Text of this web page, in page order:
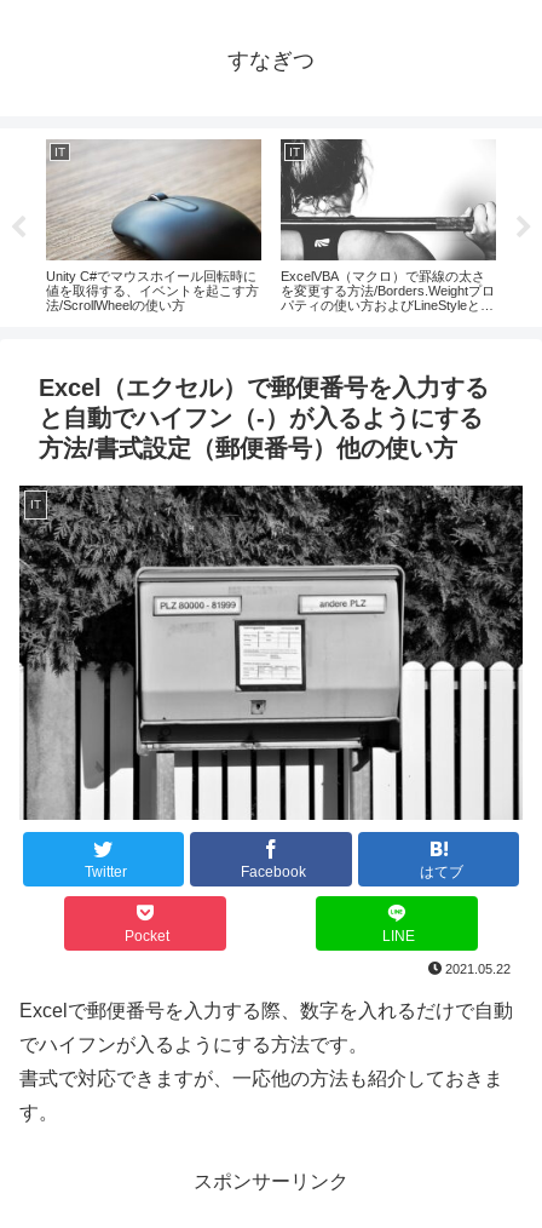
すなぎつ
IT
Unity C#でマウスホイール回転時に
値を取得する、イベントを起こす方
法/ScrollWheelの使い方
IT
ExcelVBA（マクロ）で罫線の太さ
を変更する方法/Borders.Weightプロ
パティの使い方およびLineStyleとの
Excel（エクセル）で郵便番号を入力する
と自動でハイフン（-）が入るようにする
方法/書式設定（郵便番号）他の使い方
IT
Twitter Facebook はてブ
Pocket LINE
2021.05.22
Excelで郵便番号を入力する際、数字を入れるだけで自動
でハイフンが入るようにする方法です。
書式で対応できますが、一応他の方法も紹介しておきま
す。
スポンサーリンク